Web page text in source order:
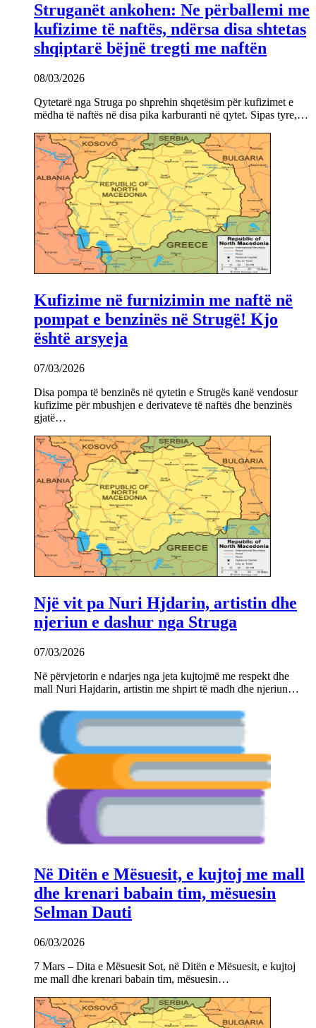
Struganët ankohen: Ne përballemi me
kufizime të naftës, ndërsa disa shtetas
shqiptarë bëjnë tregti me naftën
08/03/2026
Qytetarë nga Struga po shprehin shqetësim për kufizimet e
mëdha të naftës në disa pika karburanti në qytet. Sipas tyre,…
Kufizime në furnizimin me naftë në
pompat e benzinës në Strugë! Kjo
është arsyeja
07/03/2026
Disa pompa të benzinës në qytetin e Strugës kanë vendosur
kufizime për mbushjen e derivateve të naftës dhe benzinës
gjatë…
Një vit pa Nuri Hjdarin, artistin dhe
njeriun e dashur nga Struga
07/03/2026
Në përvjetorin e ndarjes nga jeta kujtojmë me respekt dhe
mall Nuri Hajdarin, artistin me shpirt të madh dhe njeriun…
Në Ditën e Mësuesit, e kujtoj me mall
dhe krenari babain tim, mësuesin
Selman Dauti
06/03/2026
7 Mars – Dita e Mësuesit Sot, në Ditën e Mësuesit, e kujtoj
me mall dhe krenari babain tim, mësuesin…